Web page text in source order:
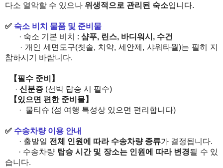
다소 열악할 수 있으나 위생적으로 관리된 숙소입니다.
✅ 숙소 비치 물품 및 준비물
· 숙소 기본 비치 : 샴푸, 린스, 바디워시, 수건
· 개인 세면도구(칫솔, 치약, 세안제, 샤워타월)는 필히 지
참하시기 바랍니다.
【필수 준비】
· 신분증 (선박 탑승 시 필수)
【있으면 편한 준비물】
· 물티슈 (섬 여행 특성상 있으면 편리합니다)
✅ 수송차량 이용 안내
· 출발일 전체 인원에 따라 수송차량 종류가 결정됩니다.
· 수송차량 탑승 시간 및 장소는 인원에 따라 변경될 수 있
습니다.